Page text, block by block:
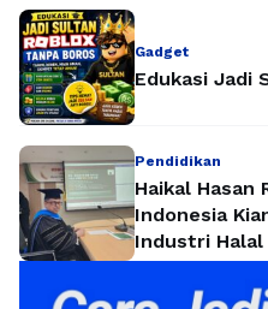
Gadget
Edukasi Jadi
Pendidikan
Haikal Hasan
Indonesia
Industri Halal